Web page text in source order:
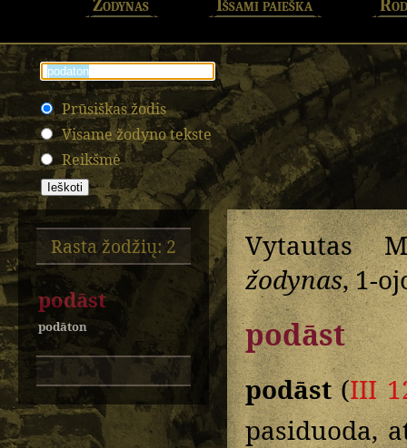
Žodynas Išsami paieška
Prūsiškas žodis
Visame žodyno tekste
Reikšmė
Rasta žodžių: 2
podāst
podāton
Vytautas
žodynas, 1-
podāst
podāst(III
pasiduoda,